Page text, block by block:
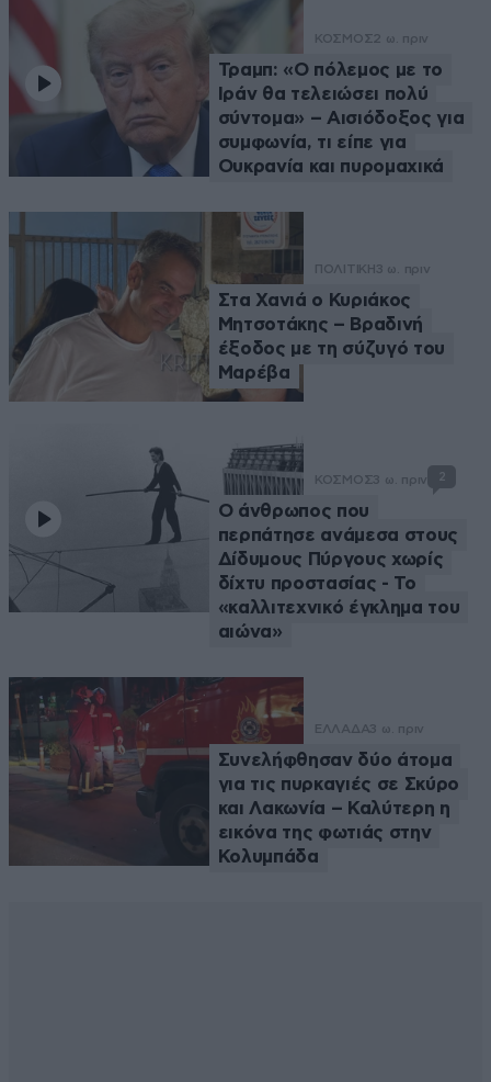
ΚΟΣΜΟΣ2 ω. πριν
Τραμπ: «Ο πόλεμος με το
Ιράν θα τελειώσει πολύ
σύντομα» – Αισιόδοξος για
συμφωνία, τι είπε για
Ουκρανία και πυρομαχικά
ΠΟΛΙΤΙΚΗ3 ω. πριν
Στα Χανιά ο Κυριάκος
Μητσοτάκης – Βραδινή
έξοδος με τη σύζυγό του
Μαρέβα
ΚΟΣΜΟΣ3 ω. πριν 2
Ο άνθρωπος που
περπάτησε ανάμεσα στους
Δίδυμους Πύργους χωρίς
δίχτυ προστασίας - Το
«καλλιτεχνικό έγκλημα του
αιώνα»
ΕΛΛΑΔΑ3 ω. πριν
Συνελήφθησαν δύο άτομα
για τις πυρκαγιές σε Σκύρο
και Λακωνία – Καλύτερη η
εικόνα της φωτιάς στην
Κολυμπάδα